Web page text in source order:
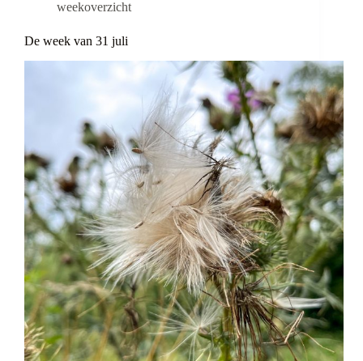
weekoverzicht
De week van 31 juli